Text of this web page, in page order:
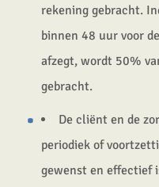
rekening gebracht.
binnen 48 uur voor
afzegt, wordt 50%
gebracht.
De cliënt en de
periodiek of
gewenst en effectief